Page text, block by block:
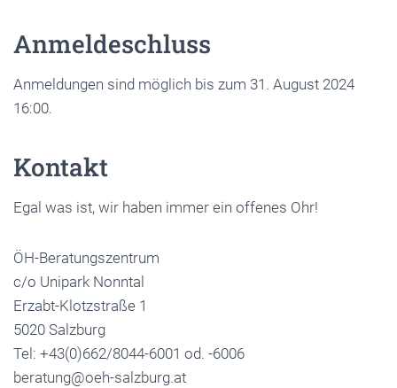
Anmeldeschluss
Anmeldungen sind möglich bis zum 31. August 2024
16:00.
Kontakt
Egal was ist, wir haben immer ein offenes Ohr!
ÖH-Beratungszentrum
c/o Unipark Nonntal
Erzabt-Klotzstraße 1
5020 Salzburg
Tel: +43(0)662/8044-6001 od. -6006
beratung@oeh-salzburg.at